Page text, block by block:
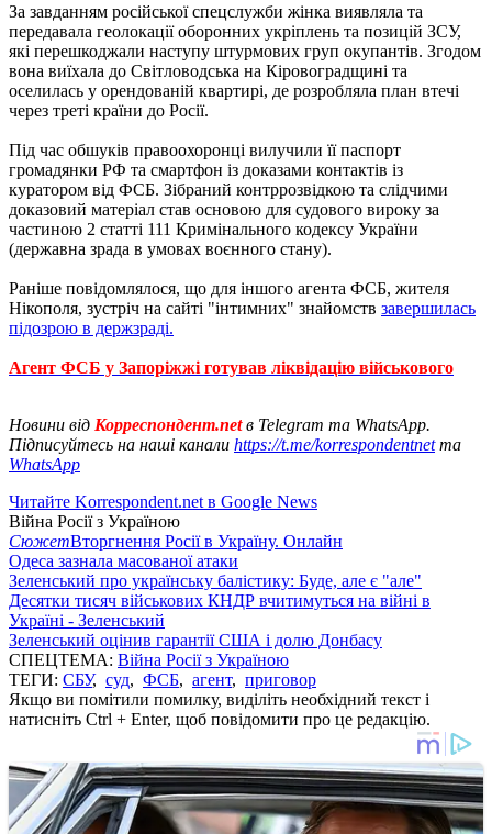
За завданням російської спецслужби жінка виявляла та
передавала геолокації оборонних укріплень та позицій ЗСУ,
які перешкоджали наступу штурмових груп окупантів. Згодом
вона виїхала до Світловодська на Кіровоградщині та
оселилась у орендованій квартирі, де розробляла план втечі
через треті країни до Росії.
Під час обшуків правоохоронці вилучили її паспорт
громадянки РФ та смартфон із доказами контактів із
куратором від ФСБ. Зібраний контррозвідкою та слідчими
доказовий матеріал став основою для судового вироку за
частиною 2 статті 111 Кримінального кодексу України
(державна зрада в умовах воєнного стану).
Раніше повідомлялося, що для іншого агента ФСБ, жителя
Нікополя, зустріч на сайті "інтимних" знайомств завершилась
підозрою в держзраді.
Агент ФСБ у Запоріжжі готував ліквідацію військового
Новини від Корреспондент.netв Telegram та WhatsApp.
Підписуйтесь на наші канали https://t.me/korrespondentnetта
WhatsApp
Читайте Korrespondent.net в Google News
Війна Росії з Україною
СюжетВторгнення Росії в Україну. Онлайн
Одеса зазнала масованої атаки
Зеленський про українську балістику: Буде, але є "але"
Десятки тисяч військових КНДР вчитимуться на війні в
Україні - Зеленський
Зеленський оцінив гарантії США і долю Донбасу
СПЕЦТЕМА: Війна Росії з Україною
ТЕГИ: СБУ, суд, ФСБ, агент, приговор
Якщо ви помітили помилку, виділіть необхідний текст і
натисніть Ctrl + Enter, щоб повідомити про це редакцію.